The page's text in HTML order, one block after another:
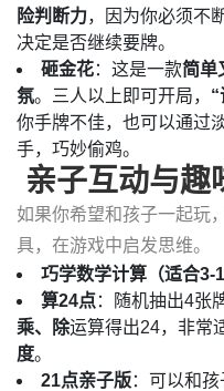
险判断力，因为你必须不
决定是否继续要牌。
砸金花：这是一款简单
氛。三人以上即可开局，
你手牌不佳，也可以通过
手，巧妙偷鸡。
亲子互动与
如果你希望和孩子一起玩
具，在游戏中启发思维。
巧学数学计算（适合3-
算24点：随机抽出4张
乘、除运算得出24，非常
度。
21点亲子版：可以和